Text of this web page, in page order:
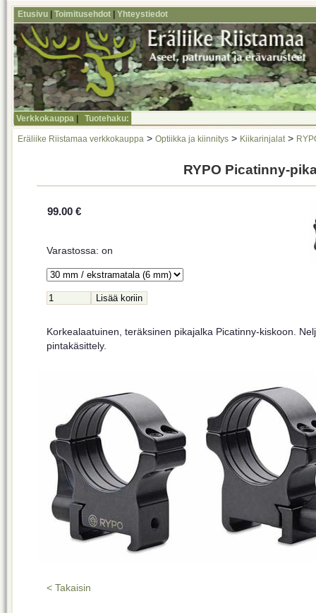
Etusivu Toimitusehdot Yhteystiedot
Verkkokauppa Tuotehaku:
Eräliike Riistamaa verkkokauppa > Optiikka ja kiinnitys > Kiikarinjalat >
RYPO Picatinny-
99.00 €
Varastossa: on
Korkealaatuinen, teräksinen pikajalka Picatinny-kiskoon.
pintakäsittely.
< Takaisin